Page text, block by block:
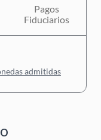
Pagos
Fiduciarios
admitidas